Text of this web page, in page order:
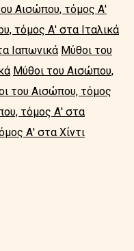
Αισώπου, τόμος Α'
τόμος Α' στα Ιταλικά
Ιαπωνικά Μύθοι του
Μύθοι του Αισώπου,
του Αισώπου, τόμος
τόμος Α' στα
Α' στα Χίντι